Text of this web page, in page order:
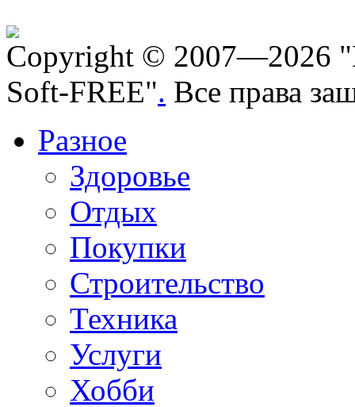
Copyright © 2007—2026
Soft-FREE". Все права
Разное
Здоровье
Отдых
Покупки
Строительство
Техника
Услуги
Хобби